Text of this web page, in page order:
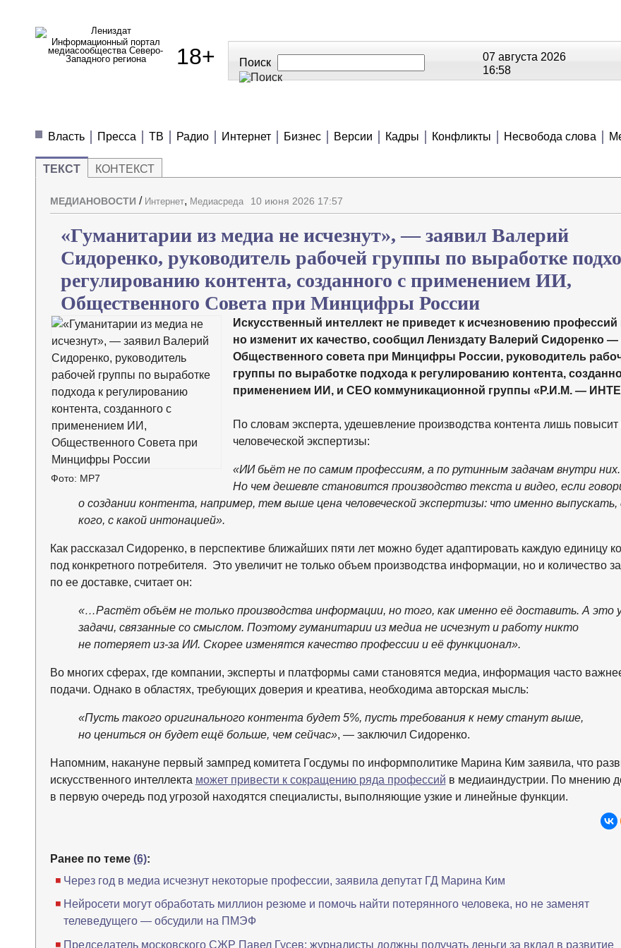
Информационный портал
медиасообщества Северо-
Западного региона
18+ Поиск
07 августа 2026
16:58
Власть
Пресса ТВ Радио Интернет Бизнес Версии Кадры Конфликты Несвобода слова
ТЕКСТ КОНТЕКСТ
МЕДИАНОВОСТИ / Интернет, Медиасреда 10 июня 2026 17:57
«Гуманитарии из медиа не исчезнут», — заявил Валерий
Сидоренко, руководитель рабочей группы по выработке
регулированию контента, созданного с применением ИИ,
Общественного Совета при Минцифры России
Фото: MР7
Искусственный интеллект не приведет к исчезновению профессий
но изменит их качество, сообщил Лениздату Валерий Сидоренко —
Общественного совета при Минцифры России, руководитель
группы по выработке подхода к регулированию контента,
применением ИИ, и СЕО коммуникационной группы «Р.И.М. —
По словам эксперта, удешевление производства контента лишь повысит
человеческой экспертизы:
«ИИ бьёт не по самим профессиям, а по рутинным задачам внутри них.
Но чем дешевле становится производство текста и видео, если
о создании контента, например, тем выше цена человеческой экспертизы: что именно выпускать,
кого, с какой интонацией».
Как рассказал Сидоренко, в перспективе ближайших пяти лет можно будет адаптировать каждую единицу
под конкретного потребителя. Это увеличит не только объем производства информации, но и количество
по ее доставке, считает он:
«…Растёт объём не только производства информации, но того, как именно её доставить. А это
задачи, связанные со смыслом. Поэтому гуманитарии из медиа не исчезнут и работу никто
не потеряет из-за ИИ. Скорее изменятся качество профессии и её функционал».
Во многих сферах, где компании, эксперты и платформы сами становятся медиа, информация часто
подачи. Однако в областях, требующих доверия и креатива, необходима авторская мысль:
«Пусть такого оригинального контента будет 5%, пусть требования к нему станут выше,
но цениться он будет ещё больше, чем сейчас», — заключил Сидоренко.
Напомним, накануне первый зампред комитета Госдумы по информполитике Марина Ким заявила, что
искусственного интеллекта может привести к сокращению ряда профессий в медиаиндустрии. По мнению
в первую очередь под угрозой находятся специалисты, выполняющие узкие и линейные функции.
Ранее по теме (6):
Через год в медиа исчезнут некоторые профессии, заявила депутат ГД Марина Ким
Нейросети могут обработать миллион резюме и помочь найти потерянного человека, но не заменят
телеведущего — обсудили на ПМЭФ
Председатель московского СЖР Павел Гусев: журналисты должны получать деньги за вклад в развитие